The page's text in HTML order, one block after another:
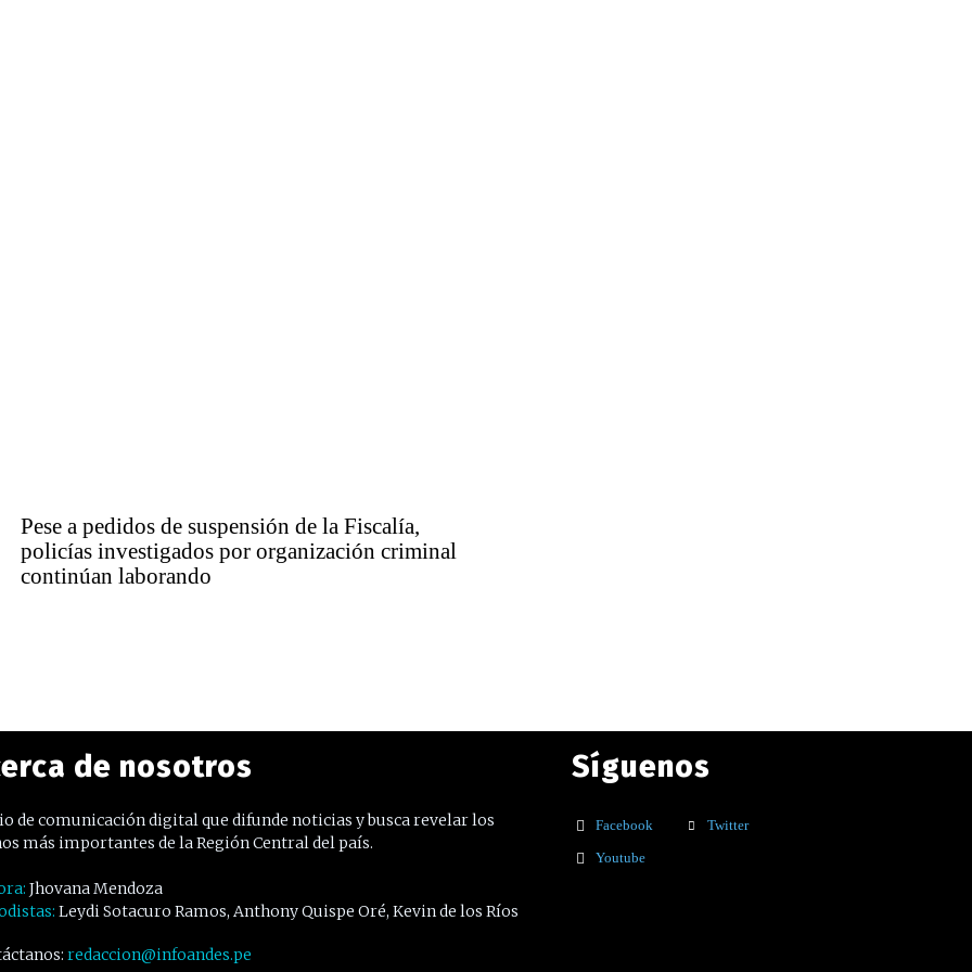
Pese a pedidos de suspensión de la Fiscalía,
policías investigados por organización criminal
continúan laborando
de nosotros
de comunicación digital que difunde noticias y busca revelar los
más importantes de la Región Central del país.
Jhovana Mendoza
Leydi Sotacuro Ramos, Anthony Quispe Oré, Kevin de los Ríos
redaccion@infoandes.pe
Síguenos
Facebook
Twitter
Youtube